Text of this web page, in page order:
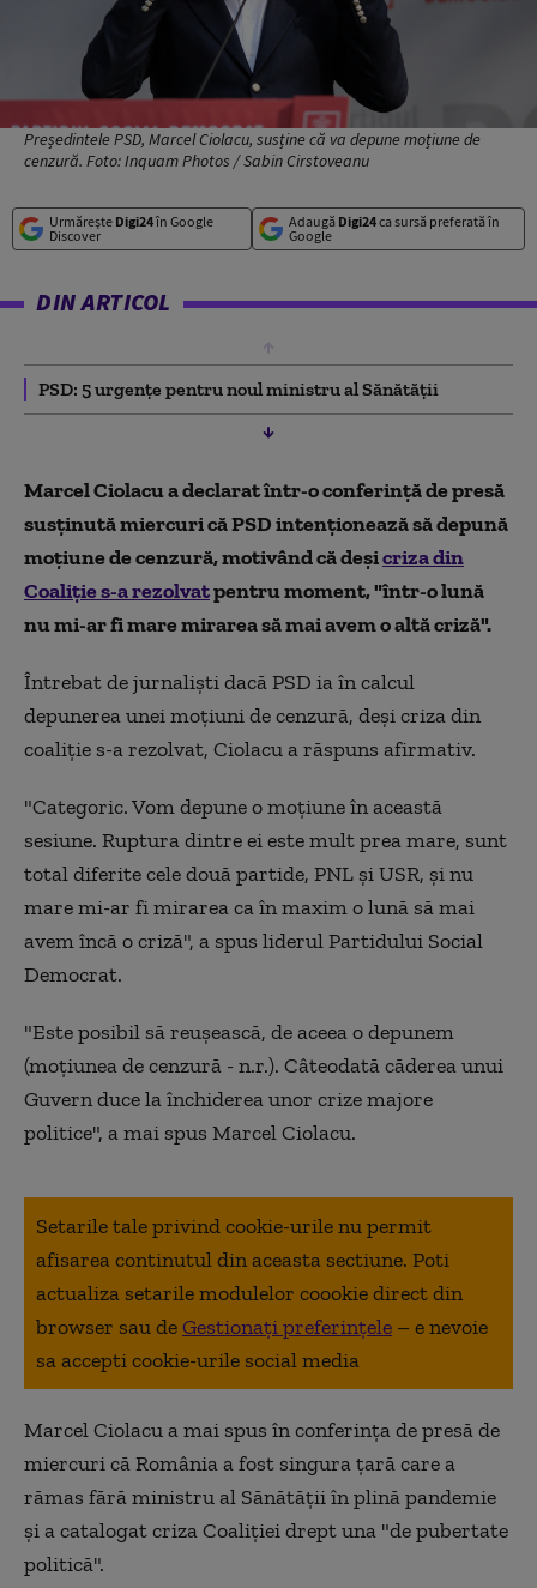
Președintele PSD, Marcel Ciolacu, susține că va depune moțiune de
cenzură. Foto: Inquam Photos / Sabin Cirstoveanu
Urmărește Digi24în Google
Discover
Adaugă Digi24ca sursă preferată în
Google
DIN ARTICOL
PSD: 5 urgențe pentru noul ministru al Sănătății
Marcel Ciolacu a declarat într-o conferință de presă
susținută miercuri că PSD intenționează să depună
moțiune de cenzură, motivând că deșicriza din
Coaliție s-a rezolvatpentru moment, "într-o lună
nu mi-ar fi mare mirarea să mai avem o altă criză".
Întrebat de jurnaliști dacă PSD ia în calcul
depunerea unei moțiuni de cenzură, deși criza din
coaliție s-a rezolvat, Ciolacu a răspuns afirmativ.
"Categoric. Vom depune o moțiune în această
sesiune. Ruptura dintre ei este mult prea mare, sunt
total diferite cele două partide, PNL și USR, și nu
mare mi-ar fi mirarea ca în maxim o lună să mai
avem încă o criză", a spus liderul Partidului Social
Democrat.
"Este posibil să reușească, de aceea o depunem
(moțiunea de cenzură - n.r.). Câteodată căderea unui
Guvern duce la închiderea unor crize majore
politice", a mai spus Marcel Ciolacu.
Setarile tale privind cookie-urile nu permit
afisarea continutul din aceasta sectiune. Poti
actualiza setarile modulelor coookie direct din
browser sau deGestionați preferințele – e nevoie
sa accepti cookie-urile social media
Marcel Ciolacu a mai spus în conferința de presă de
miercuri că România a fost singura țară care a
rămas fără ministru al Sănătății în plină pandemie
și a catalogat criza Coaliției drept una "de pubertate
politică".